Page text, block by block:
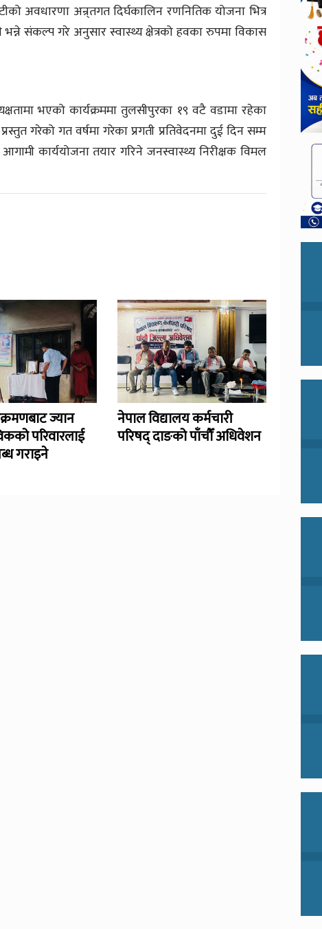
अवधारणा अन्र्तगत दिर्घकालिन रणनितिक योजना भित्र
संकल्प गरे अनुसार स्वास्थ्य क्षेत्रको हवका रुपमा विकास
भएको कार्यक्रममा तुलसीपुरका १९ वटै वडामा रहेका
गरेको गत वर्षमा गरेका प्रगती प्रतिवेदनमा दुई दिन सम्म
कार्ययोजना तयार गरिने जनस्वास्थ्य निरीक्षक विमल
ज्यान
परिवारलाई
गराइने
नेपाल विद्यालय कर्मचारी
परिषद् दाङको पाँचौँ अधिवेशन